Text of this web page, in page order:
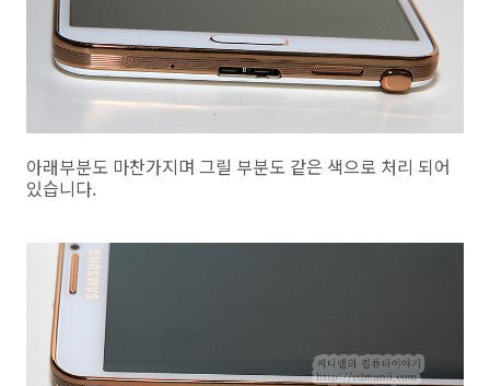
아래부분도 마찬가지며 그릴 부분도 같은 색으로 처리 되어
있습니다.